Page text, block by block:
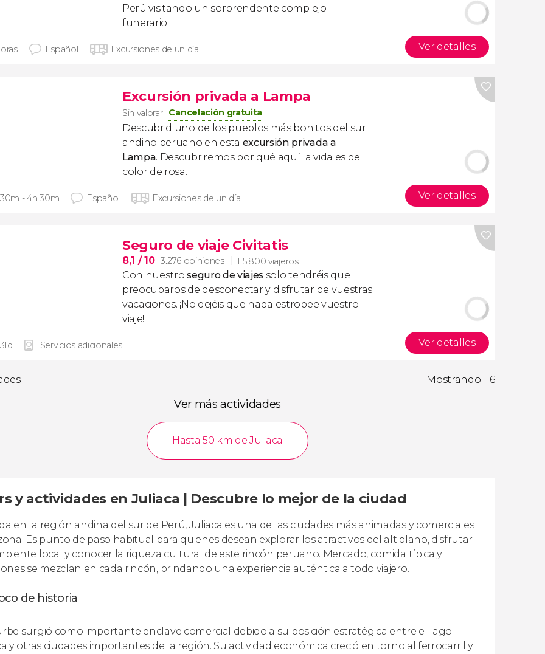
Perú visitando un sorprendente complejo
funerario.
Español Excursiones de un día Ver detalles
Excursión privada a Lampa
Sin valorar Cancelación gratuita
Descubrid uno de los pueblos más bonitos del sur
andino peruano en esta excursión privada a
Lampa. Descubriremos por qué aquí la vida es de
color de rosa.
- 4h 30m Español Excursiones de un día Ver detalles
Seguro de viaje Civitatis
8,1 / 10 3.276 opiniones 115.800 viajeros
Con nuestroseguro de viajes solo tendréis que
preocuparos de desconectar y disfrutar de vuestras
vacaciones. ¡No dejéis que nada estropee vuestro
viaje!
Servicios adicionales Ver detalles
Mostrando 1-6
Ver más actividades
Hasta 50 km de Juliaca
y actividades en Juliaca | Descubre lo mejor de la ciudad
en la región andina del sur de Perú, Juliaca es una de las ciudades más animadas y comerciales
Es punto de paso habitual para quienes desean explorar los atractivos del altiplano, disfrutar
local y conocer la riqueza cultural de este rincón peruano. Mercado, comida típica y
se mezclan en cada rincón, brindando una experiencia auténtica a todo viajero.
de historia
surgió como importante enclave comercial debido a su posición estratégica entre el lago
y otras ciudades importantes de la región. Su actividad económica creció en torno al ferrocarril y